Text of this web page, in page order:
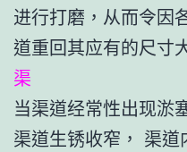
进行打磨，从而令因
道重回其应有的尺寸
渠
当渠道经常性出现淤
渠道生锈收窄， 渠